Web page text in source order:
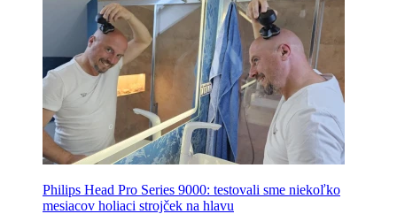
Philips Head Pro Series 9000: testovali sme niekoľko
mesiacov holiaci strojček na hlavu